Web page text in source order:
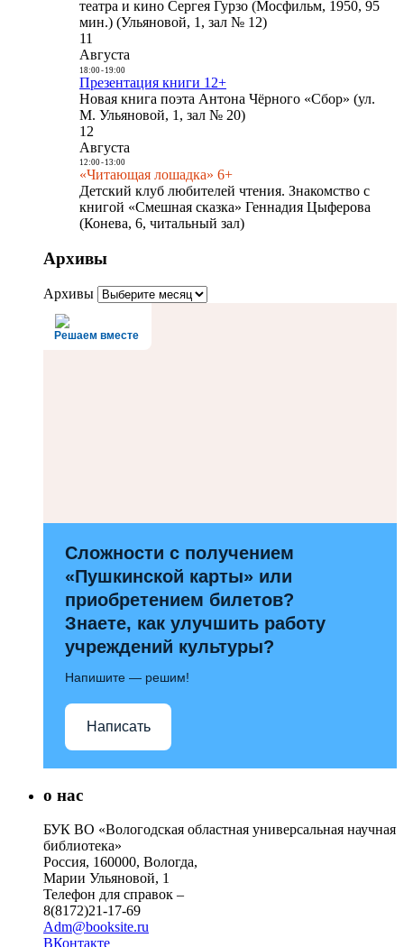
театра и кино Сергея Гурзо (Мосфильм, 1950, 95
мин.) (Ульяновой, 1, зал № 12)
11
Августа
18:00- 19:00
Презентация книги 12+
Новая книга поэта Антона Чёрного «Сбор» (ул.
М. Ульяновой, 1, зал № 20)
12
Августа
12:00- 13:00
«Читающая лошадка» 6+
Детский клуб любителей чтения. Знакомство с
книгой «Смешная сказка» Геннадия Цыферова
(Конева, 6, читальный зал)
Архивы
Архивы
Решаем вместе
Сложности с получением
«Пушкинской карты» или
приобретением билетов?
Знаете, как улучшить работу
учреждений культуры?
Напишите — решим!
Написать
о нас
БУК ВО «Вологодская областная универсальная научная
библиотека»
Россия, 160000, Вологда,
Марии Ульяновой, 1
Телефон для справок –
8(8172)21-17-69
Adm@booksite.ru
ВКонтакте